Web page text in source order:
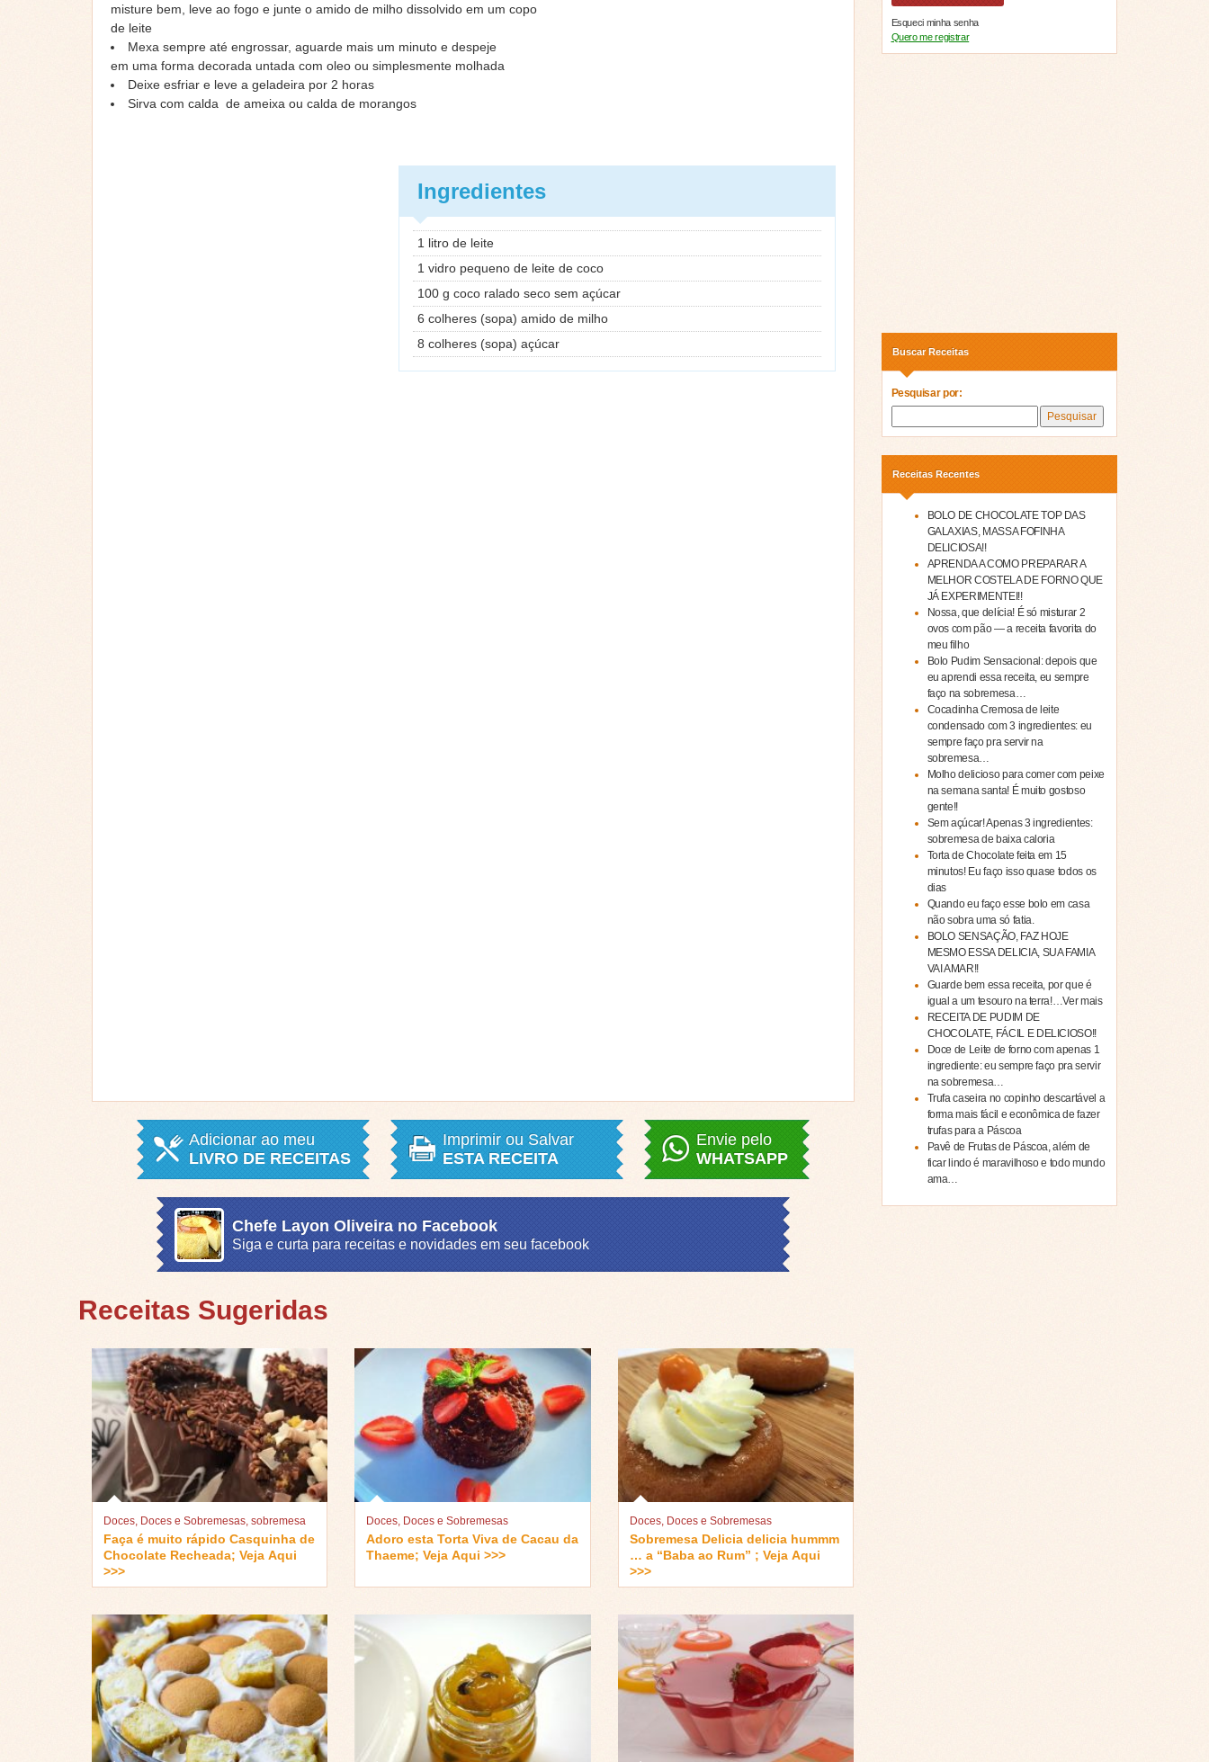
misture bem, leve ao fogo e junte o amido de milho dissolvido em um copo
de leite
Mexa sempre até engrossar, aguarde mais um minuto e despeje
em uma forma decorada untada com oleo ou simplesmente molhada
Deixe esfriar e leve a geladeira por 2 horas
Sirva com calda de ameixa ou calda de morangos
Ingredientes
1 litro de leite
1 vidro pequeno de leite de coco
100 g coco ralado seco sem açúcar
6 colheres (sopa) amido de milho
8 colheres (sopa) açúcar
Adicionar ao meu
LIVRO DE RECEITAS
Imprimir ou Salvar
ESTA RECEITA
Envie pelo
WHATSAPP
Chefe Layon Oliveira no Facebook
Siga e curta para receitas e novidades em seu facebook
Receitas Sugeridas
Doces, Doces e Sobremesas, sobremesa
Faça é muito rápido Casquinha de
Chocolate Recheada; Veja Aqui
>>>
Doces, Doces e Sobremesas
Adoro esta Torta Viva de Cacau da
Thaeme; Veja Aqui >>>
Doces, Doces e Sobremesas
Sobremesa Delicia delicia hummm
… a “Baba ao Rum” ; Veja Aqui
>>>
Esqueci minha senha
Quero me registrar
Buscar Receitas
Pesquisar por:
Receitas Recentes
BOLO DE CHOCOLATE TOP DAS
GALAXIAS, MASSA FOFINHA
DELICIOSA!!
APRENDA A COMO PREPARAR A
MELHOR COSTELA DE FORNO QUE
JÁ EXPERIMENTEI!!
Nossa, que delícia! É só misturar 2
ovos com pão — a receita favorita do
meu filho
Bolo Pudim Sensacional: depois que
eu aprendi essa receita, eu sempre
faço na sobremesa…
Cocadinha Cremosa de leite
condensado com 3 ingredientes: eu
sempre faço pra servir na
sobremesa…
Molho delicioso para comer com peixe
na semana santa! É muito gostoso
gente!!
Sem açúcar! Apenas 3 ingredientes:
sobremesa de baixa caloria
Torta de Chocolate feita em 15
minutos! Eu faço isso quase todos os
dias
Quando eu faço esse bolo em casa
não sobra uma só fatia.
BOLO SENSAÇÃO, FAZ HOJE
MESMO ESSA DELICIA, SUA FAMIA
VAI AMAR!!
Guarde bem essa receita, por que é
igual a um tesouro na terra!…Ver mais
RECEITA DE PUDIM DE
CHOCOLATE, FÁCIL E DELICIOSO!!
Doce de Leite de forno com apenas 1
ingrediente: eu sempre faço pra servir
na sobremesa…
Trufa caseira no copinho descartável a
forma mais fácil e econômica de fazer
trufas para a Páscoa
Pavê de Frutas de Páscoa, além de
ficar lindo é maravilhoso e todo mundo
ama…